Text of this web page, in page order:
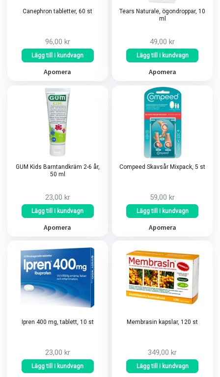
Canephron tabletter, 60 st
96,00 kr
Lägg till i kundvagn
Apomera
Tears Naturale, ögondroppar, 10
ml
49,00 kr
Lägg till i kundvagn
Apomera
GUM Kids Barntandkräm 2-6 år,
50 ml
23,00 kr
Lägg till i kundvagn
Apomera
Compeed Skavsår Mixpack, 5 st
59,00 kr
Lägg till i kundvagn
Apomera
Ipren 400 mg, tablett, 10 st
23,00 kr
Lägg till i kundvagn
Membrasin kapslar, 120 st
349,00 kr
Lägg till i kundvagn